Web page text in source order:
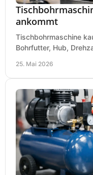
ankommt
Tischbohrmaschine
Bohrfutter, Hub,
25. Mai 2026